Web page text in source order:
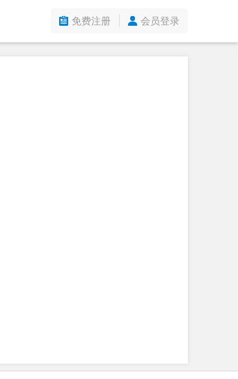
免费注册 会员登录